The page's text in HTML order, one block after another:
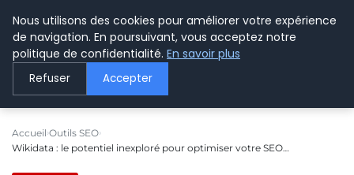
LE WEBMARKETING
Accueil Outils SEO
Wikidata : le potentiel inexploré pour optimiser votre SEO…
Nous utilisons des cookies pour améliorer votre expérience
de navigation. En poursuivant, vous acceptez notre
politique de confidentialité. En savoir plus
Refuser Accepter